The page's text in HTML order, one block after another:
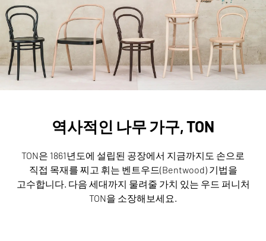
역사적인 나무 가구, TON
TON은 1861년도에 설립된 공장에서 지금까지도 손으로
직접 목재를 찌고 휘는 벤트우드(Bentwood) 기법을
고수합니다. 다음 세대까지 물려줄 가치 있는 우드 퍼니처
TON을 소장해보세요.